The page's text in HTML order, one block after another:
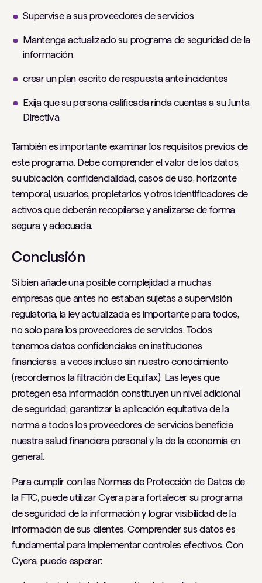
Supervise a sus proveedores de servicios
Mantenga actualizado su programa de seguridad de la
información.
crear un plan escrito de respuesta ante incidentes
Exija que su persona calificada rinda cuentas a su Junta
Directiva.
También es importante examinar los requisitos previos de
este programa. Debe comprender el valor de los datos,
su ubicación, confidencialidad, casos de uso, horizonte
temporal, usuarios, propietarios y otros identificadores de
activos que deberán recopilarse y analizarse de forma
segura y adecuada.
Conclusión
Si bien añade una posible complejidad a muchas
empresas que antes no estaban sujetas a supervisión
regulatoria, la ley actualizada es importante para todos,
no solo para los proveedores de servicios. Todos
tenemos datos confidenciales en instituciones
financieras, a veces incluso sin nuestro conocimiento
(recordemos la filtración de Equifax). Las leyes que
protegen esa información constituyen un nivel adicional
de seguridad; garantizar la aplicación equitativa de la
norma a todos los proveedores de servicios beneficia
nuestra salud financiera personal y la de la economía en
general.
Para cumplir con las Normas de Protección de Datos de
la FTC, puede utilizar Cyera para fortalecer su programa
de seguridad de la información y lograr visibilidad de la
información de sus clientes. Comprender sus datos es
fundamental para implementar controles efectivos. Con
Cyera, puede esperar: